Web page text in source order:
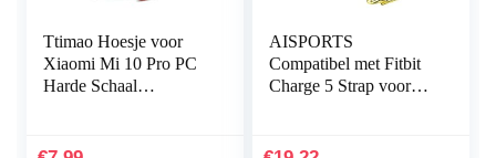
Ttimao Hoesje voor
Xiaomi Mi 10 Pro PC
Harde Schaal
Ultradunne Shock
AISPORTS
Compatibel met Fitbit
Charge 5 Strap voor
Rhinestones sieraden…